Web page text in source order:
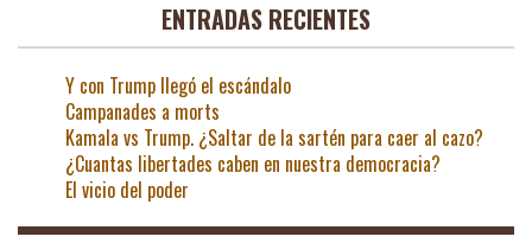
ENTRADAS RECIENTES
Y con Trump llegó el escándalo
Campanades a morts
Kamala vs Trump. ¿Saltar de la sartén para caer al cazo?
¿Cuantas libertades caben en nuestra democracia?
El vicio del poder